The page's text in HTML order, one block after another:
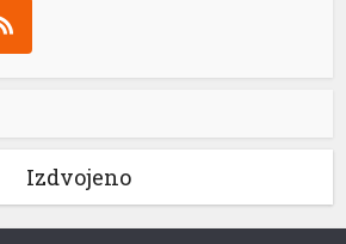
Izdvojeno